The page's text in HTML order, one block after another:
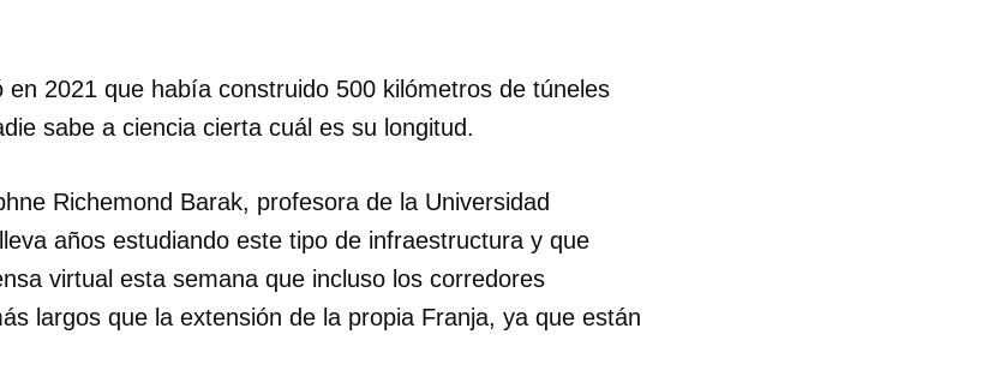
en 2021 que había construido 500 kilómetros de túneles
sabe a ciencia cierta cuál es su longitud.
Richemond Barak, profesora de la Universidad
años estudiando este tipo de infraestructura y que
virtual esta semana que incluso los corredores
largos que la extensión de la propia Franja, ya que están